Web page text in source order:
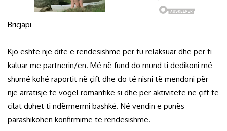
Bricjapi
Kjo është një ditë e rëndësishme për tu relaksuar dhe për ti
kaluar me partnerin/en. Më në fund do mund ti dedikoni më
shumë kohë raportit në çift dhe do të nisni të mendoni për
një arratisje të vogël romantike si dhe për aktivitete në çift të
cilat duhet ti ndërmerrni bashkë. Në vendin e punës
parashikohen konfirmime të rëndësishme.